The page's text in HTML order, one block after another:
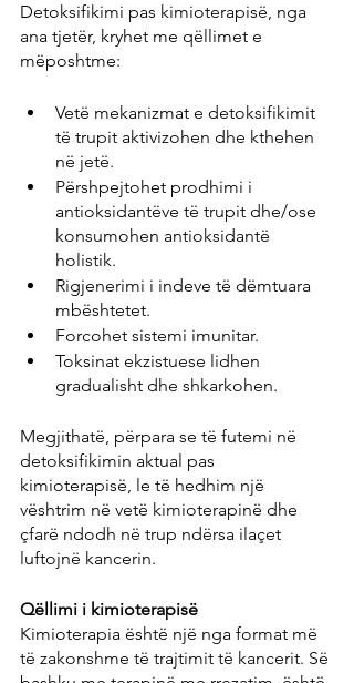
Detoksifikimi pas kimioterapisë, nga
ana tjetër, kryhet me qëllimet e
mëposhtme:
Vetë mekanizmat e detoksifikimit
të trupit aktivizohen dhe kthehen
në jetë.
Përshpejtohet prodhimi i
antioksidantëve të trupit dhe/ose
konsumohen antioksidantë
holistik.
Rigjenerimi i indeve të dëmtuara
mbështetet.
Forcohet sistemi imunitar.
Toksinat ekzistuese lidhen
gradualisht dhe shkarkohen.
Megjithatë, përpara se të futemi në
detoksifikimin aktual pas
kimioterapisë, le të hedhim një
vështrim në vetë kimioterapinë dhe
çfarë ndodh në trup ndërsa ilaçet
luftojnë kancerin.
Qëllimi i kimioterapisë
Kimioterapia është një nga format më
të zakonshme të trajtimit të kancerit. Së